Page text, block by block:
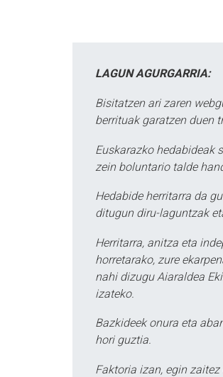
LAGUN AGURGARRIA:
Bisitatzen ari zaren
berrituak garatzen duen
Euskarazko hedabideak
zein boluntario talde
Hedabide herritarra da
ditugun diru-laguntzak
Herritarra, anitza eta
horretarako, zure
nahi dizugu Aiaraldea
izateko.
Bazkideek onura eta
hori guztia.
Faktoria izan, egin zaitez